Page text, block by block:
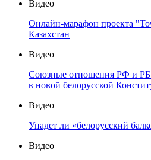
Видео
Онлайн-марафон проекта
Казахстан
Видео
Союзные отношения РФ и
в новой белорусской
Видео
Упадет ли «белорусский
Видео